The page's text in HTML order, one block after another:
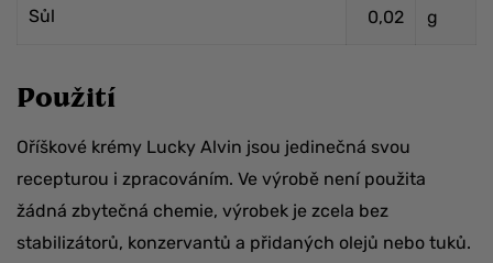
Sůl 0,02 g
Použití
Oříškové krémy Lucky Alvin jsou jedinečná svou
recepturou i zpracováním. Ve výrobě není použita
žádná zbytečná chemie, výrobek je zcela bez
stabilizátorů, konzervantů a přidaných olejů nebo tuků.